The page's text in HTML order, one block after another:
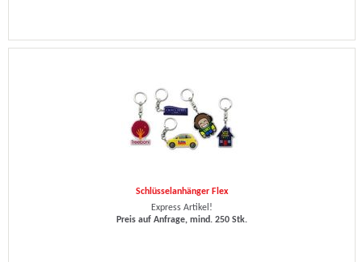
Schlüsselanhänger Flex
Express Artikel!
Preis auf Anfrage, mind. 250 Stk.